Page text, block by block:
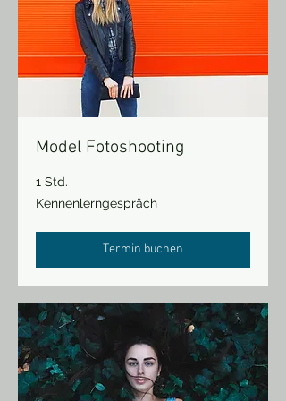
Model Fotoshooting
1 Std.
Kennenlerngespräch
Kennenlerngespräch
Termin buchen